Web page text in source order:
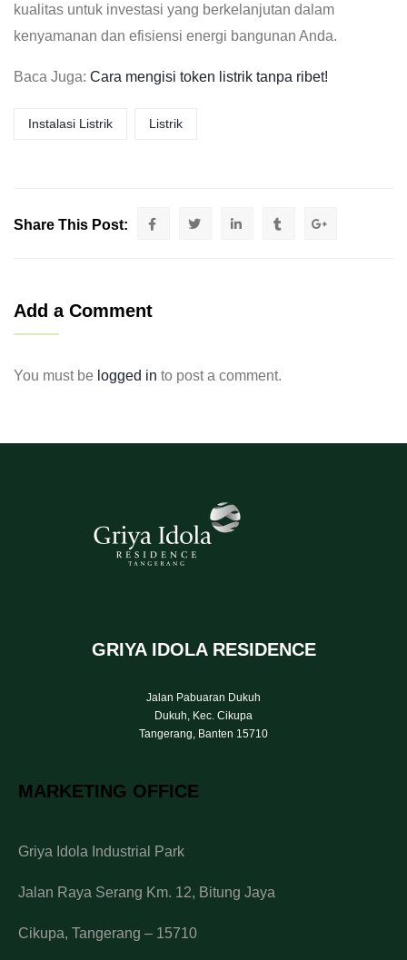
kualitas untuk investasi yang berkelanjutan dalam
kenyamanan dan efisiensi energi bangunan Anda.
Baca Juga: Cara mengisi token listrik tanpa ribet!
Instalasi Listrik Listrik
Share This Post:
Add a Comment
You must be logged in to post a comment.
GRIYA IDOLA RESIDENCE
Jalan Pabuaran Dukuh
Dukuh, Kec. Cikupa
Tangerang, Banten 15710
MARKETING OFFICE
Griya Idola Industrial Park
Jalan Raya Serang Km. 12, Bitung Jaya
Cikupa, Tangerang – 15710